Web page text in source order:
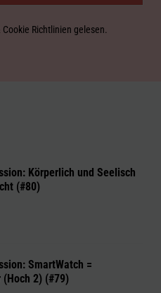
Cookie Richtlinien gelesen.
Körperlich und Seelisch
(#80)
SmartWatch =
(Hoch 2) (#79)